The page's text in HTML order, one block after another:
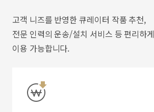
고객 니즈를 반영한 큐레이터 작품 추천,
전문 인력의 운송/설치 서비스 등 편리하게
이용 가능합니다.